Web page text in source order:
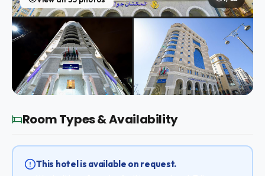
Room Types & Availability
This hotel is available on request.